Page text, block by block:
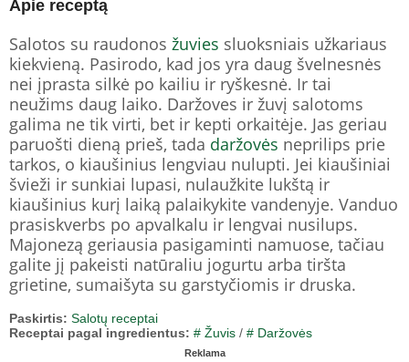
Apie receptą
Salotos su raudonos žuvies sluoksniais užkariaus
kiekvieną. Pasirodo, kad jos yra daug švelnesnės
nei įprasta silkė po kailiu ir ryškesnė. Ir tai
neužims daug laiko. Daržoves ir žuvį salotoms
galima ne tik virti, bet ir kepti orkaitėje. Jas geriau
paruošti dieną prieš, tada daržovės neprilips prie
tarkos, o kiaušinius lengviau nulupti. Jei kiaušiniai
švieži ir sunkiai lupasi, nulaužkite lukštą ir
kiaušinius kurį laiką palaikykite vandenyje. Vanduo
prasiskverbs po apvalkalu ir lengvai nusilups.
Majonezą geriausia pasigaminti namuose, tačiau
galite jį pakeisti natūraliu jogurtu arba tiršta
grietine, sumaišyta su garstyčiomis ir druska.
Paskirtis: Salotų receptai
Receptai pagal ingredientus: # Žuvis / # Daržovės
Reklama